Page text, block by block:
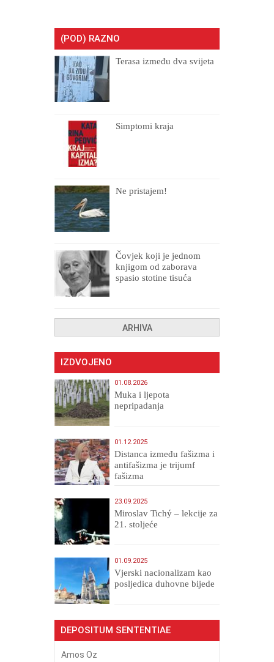
(POD) RAZNO
Terasa između dva svijeta
Simptomi kraja
Ne pristajem!
Čovjek koji je jednom
knjigom od zaborava
spasio stotine tisuća
ARHIVA
IZDVOJENO
01.08.2026
Muka i ljepota
nepripadanja
01.12.2025
Distanca između fašizma i
antifašizma je trijumf
fašizma
23.09.2025
Miroslav Tichý – lekcije za
21. stoljeće
01.09.2025
​Vjerski nacionalizam kao
posljedica duhovne bijede
DEPOSITUM SENTENTIAE
Amos Oz